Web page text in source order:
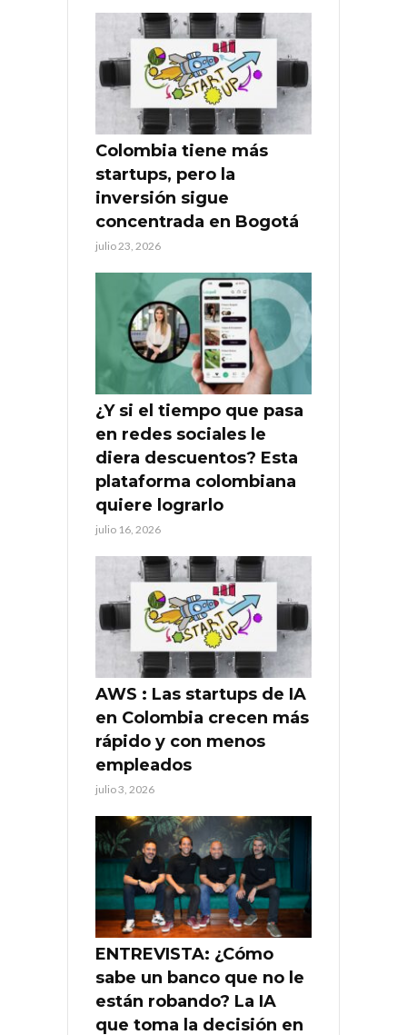
Colombia tiene más
startups, pero la
inversión sigue
concentrada en Bogotá
julio 23, 2026
¿Y si el tiempo que pasa
en redes sociales le
diera descuentos? Esta
plataforma colombiana
quiere lograrlo
julio 16, 2026
AWS : Las startups de IA
en Colombia crecen más
rápido y con menos
empleados
julio 3, 2026
ENTREVISTA: ¿Cómo
sabe un banco que no le
están robando? La IA
que toma la decisión en